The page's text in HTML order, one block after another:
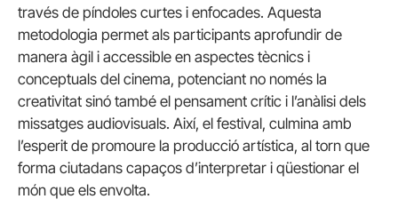
través de píndoles curtes i enfocades. Aquesta
metodologia permet als participants aprofundir de
manera àgil i accessible en aspectes tècnics i
conceptuals del cinema, potenciant no només la
creativitat sinó també el pensament crític i l’anàlisi dels
missatges audiovisuals. Així, el festival, culmina amb
l’esperit de promoure la producció artística, al torn que
forma ciutadans capaços d’interpretar i qüestionar el
món que els envolta.